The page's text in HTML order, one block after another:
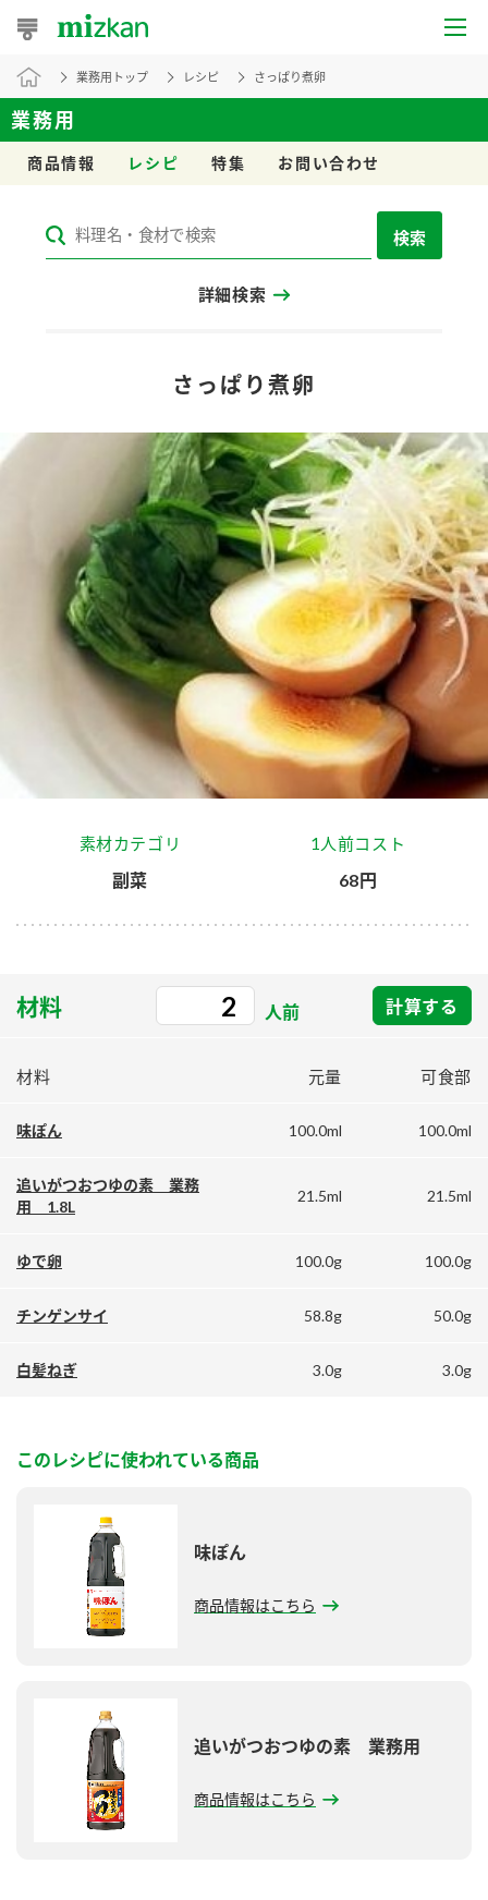
おうちレシピ
おすすめレシピ
レシピカテゴリ一覧
商品カテゴリ
酢 調味酢
お酢ドリンク ぽん酢
みりん風・料理酒 鍋用調味料
つゆ たれ
スープ 中華
炊き込みご飯の素 米飯用調味液
新商品一覧
キャンペーン情報
ブランド・スペシャルサイト
ブランド・スペシャルサイト トップ
商品ブランドサイト
Fibee（ファイビー）
カンタン酢
お酢ドリンク
かおりの蔵
納豆のサイト
三ツ判山吹
お酢を知ろう！
すしラボ
ミツカンのCM
ロングセラー商品 ＋ おすすめレシピ
人気商品 ＋ おすすめレシピ
企業情報
ミツカングループについて
企業理念
ミツカンの歴史
ミツカンを知る
水の文化センター（アーカイブ）
お客様の声をいかしました
業務用サイト ミツカングループについて 製造所固有記号一覧
業務用トップ レシピ さっぱり煮卵
業務用
商品情報 レシピ 特集 お問い合わせ
検索
詳細検索
さっぱり煮卵
素材カテゴリ
副菜
1人前コスト
68円
材料 人前 計算する
材料 元量 可食部
味ぽん 100.0ml 100.0ml
追いがつおつゆの素 業務
用 1.8L
21.5ml 21.5ml
ゆで卵 100.0g 100.0g
チンゲンサイ 58.8g 50.0g
白髪ねぎ 3.0g 3.0g
このレシピに使われている商品
味ぽん
商品情報はこちら
追いがつおつゆの素 業務用
商品情報はこちら